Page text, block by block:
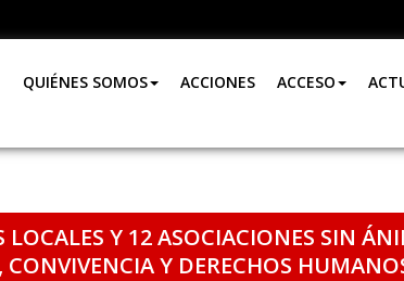
QUIÉNES SOMOS ACCIONES ACCESO
Y 12 ASOCIACIONES SIN
Y DERECHOS